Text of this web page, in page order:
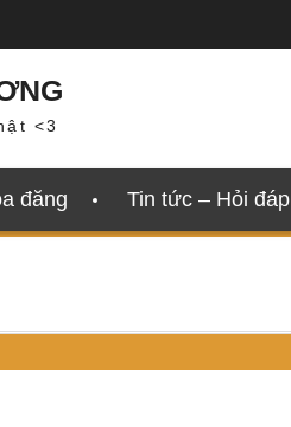
<3
đăng Tin tức – Hỏi đáp